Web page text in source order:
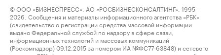
© ООО «БИЗНЕСПРЕСС», АО «РОСБИЗНЕСКОНСАЛТИНГ», 1995–
2026. Сообщения и материалы информационного агентства «РБК»
(свидетельство о регистрации средства массовой информации
выдано Федеральной службой по надзору в сфере связи,
информационных технологий и массовых коммуникаций
(Роскомнадзор) 09.12.2015 за номером ИА №ФС77-63848) и сетевого